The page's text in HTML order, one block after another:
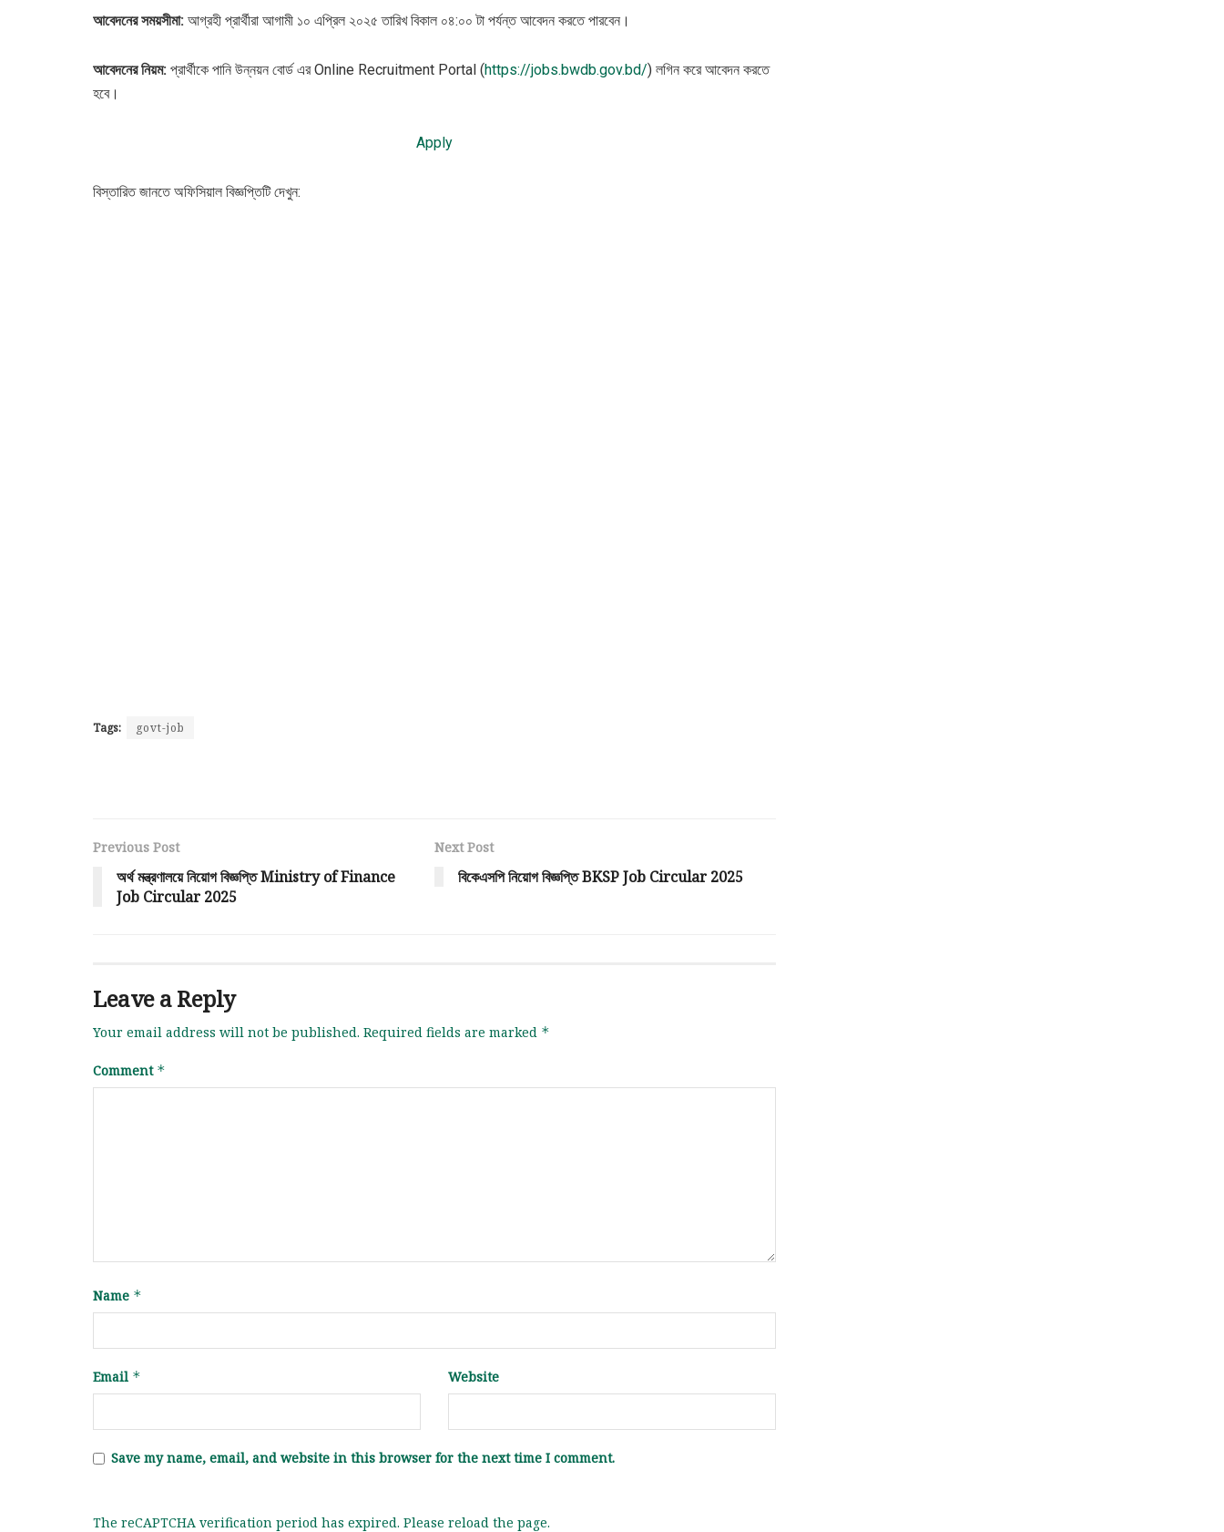
আবেদনের সময়সীমা: আগ্রহী প্রার্থীরা আগামী ১০ এপ্রিল ২০২৫ তারিখ বিকাল ০৪:০০ টা পর্যন্ত আবেদন করতে পারবেন।
আবেদনের নিয়ম: প্রার্থীকে পানি উন্নয়ন বোর্ড এর Online Recruitment Portal (https://jobs.bwdb.gov.bd/) লগিন করে আবেদন করতে
হবে।
Apply
বিস্তারিত জানতে অফিসিয়াল বিজ্ঞপ্তিটি দেখুন:
Tags: govt-job
Previous Post
অর্থ মন্ত্রণালয়ে নিয়োগ বিজ্ঞপ্তি Ministry of Finance
Job Circular 2025
Next Post
বিকেএসপি নিয়োগ বিজ্ঞপ্তি BKSP Job Circular 2025
Leave a Reply
Your email address will not be published. Required fields are marked *
Comment *
Name *
Email * Website
Save my name, email, and website in this browser for the next time I comment.
The reCAPTCHA verification period has expired. Please reload the page.